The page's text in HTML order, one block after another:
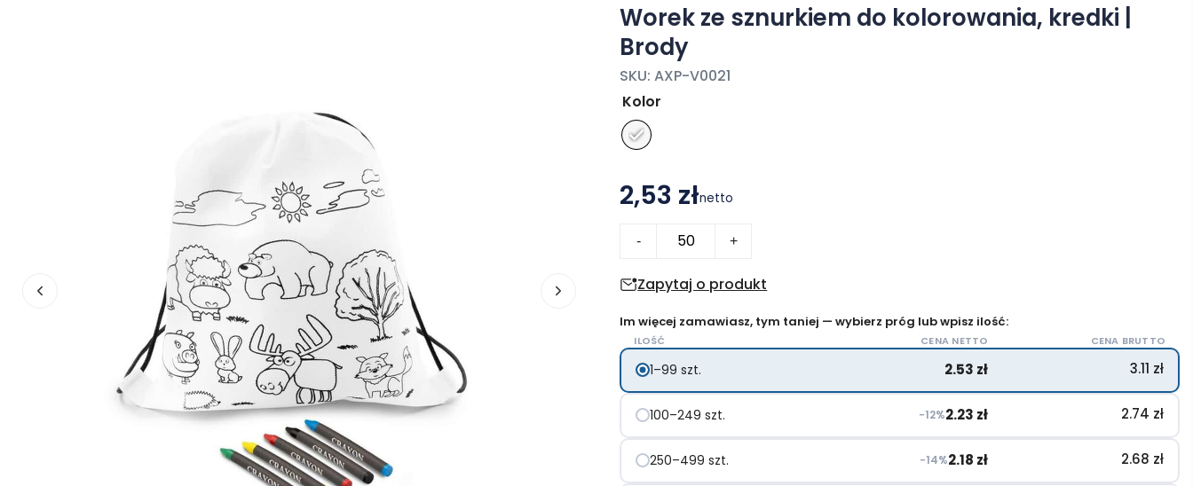
Worek ze sznurkiem do kolorowania, kredki |
Brody
SKU:AXP-V0021
Kolor
2,53 złnetto
-
ze
do
kolorowania,
kredki
|
Brody
+
Zapytaj o produkt
Im więcej zamawiasz, tym taniej — wybierz próg lub wpisz ilość:
ILOŚĆ CENA NETTO CENA BRUTTO
1–99 szt. 2.53 zł 3.11 zł
100–249 szt. −12%2.23 zł 2.74 zł
250–499 szt. −14%2.18 zł 2.68 zł